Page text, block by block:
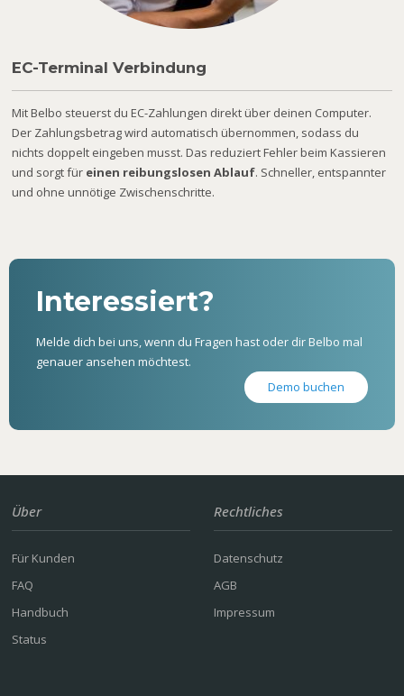
EC-Terminal Verbindung
Mit Belbo steuerst du EC-Zahlungen direkt über deinen Computer.
Der Zahlungsbetrag wird automatisch übernommen, sodass du
nichts doppelt eingeben musst. Das reduziert Fehler beim Kassieren
und sorgt für einen reibungslosen Ablauf. Schneller, entspannter
und ohne unnötige Zwischenschritte.
Interessiert?
Melde dich bei uns, wenn du Fragen hast oder dir Belbo mal
genauer ansehen möchtest.
Demo buchen
Über
Für Kunden
FAQ
Handbuch
Status
Rechtliches
Datenschutz
AGB
Impressum